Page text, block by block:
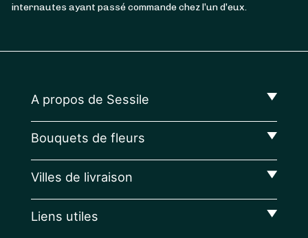
internautes ayant passé commande chez l’un d’eux.
A propos de Sessile
Bouquets de fleurs
Villes de livraison
Liens utiles